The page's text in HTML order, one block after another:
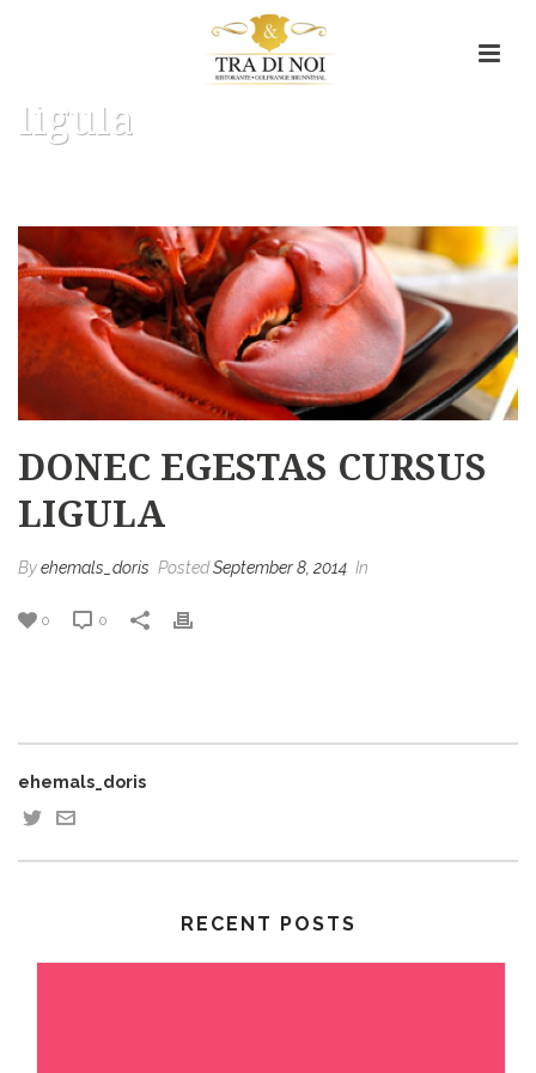
Donec egestas cursus
ligula
DONEC EGESTAS CURSUS
LIGULA
Byehemals_doris PostedSeptember 8, 2014 In
0 0
ehemals_doris
RECENT POSTS